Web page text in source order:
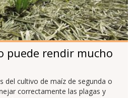
puede rendir mucho
del cultivo de maíz de segunda o
correctamente las plagas y